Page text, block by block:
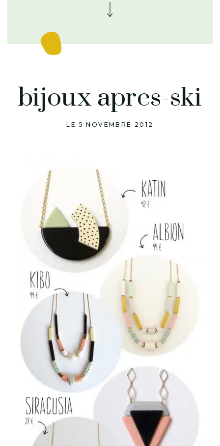
bijoux apres-ski
LE 5 NOVEMBRE 2012